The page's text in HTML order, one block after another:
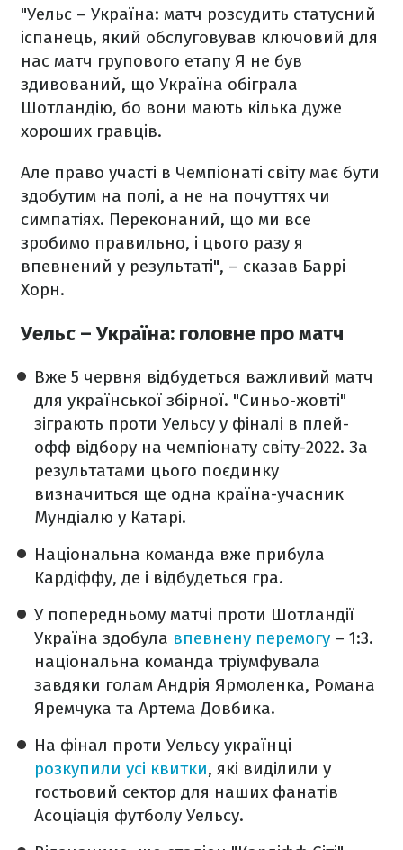
"Уельс – Україна: матч розсудить статусний
іспанець, який обслуговував ключовий для
нас матч групового етапу Я не був
здивований, що Україна обіграла
Шотландію, бо вони мають кілька дуже
хороших гравців.
Але право участі в Чемпіонаті світу має бути
здобутим на полі, а не на почуттях чи
симпатіях. Переконаний, що ми все
зробимо правильно, і цього разу я
впевнений у результаті", – сказав Баррі
Хорн.
Уельс – Україна: головне про матч
Вже 5 червня відбудеться важливий матч
для української збірної. "Синьо-жовті"
зіграють проти Уельсу у фіналі в плей-
офф відбору на чемпіонату світу-2022. За
результатами цього поєдинку
визначиться ще одна країна-учасник
Мундіалю у Катарі.
Національна команда вже прибула
Кардіффу, де і відбудеться гра.
У попередньому матчі проти Шотландії
Україна здобула впевнену перемогу – 1:3.
національна команда тріумфувала
завдяки голам Андрія Ярмоленка, Романа
Яремчука та Артема Довбика.
На фінал проти Уельсу українці
розкупили усі квитки, які виділили у
гостьовий сектор для наших фанатів
Асоціація футболу Уельсу.